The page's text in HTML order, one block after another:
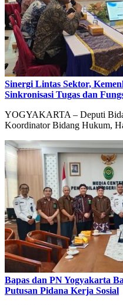
Sinergi Lintas Sektor,
Sinkronisasi Tugas dan
YOGYAKARTA – Deputi
Koordinator Bidang Hukum,
Bapas dan PN Yogyakarta
Putusan Pidana Kerja Sosial